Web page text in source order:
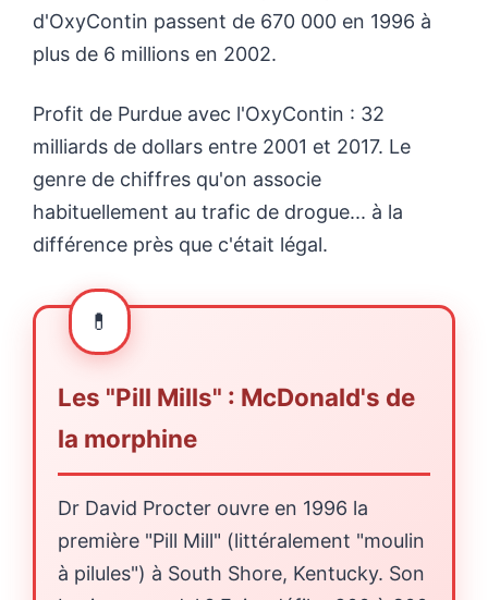
d'OxyContin passent de 670 000 en 1996 à
plus de 6 millions en 2002.
Profit de Purdue avec l'OxyContin : 32
milliards de dollars entre 2001 et 2017. Le
genre de chiffres qu'on associe
habituellement au trafic de drogue... à la
différence près que c'était légal.
Les "Pill Mills" : McDonald's de
la morphine
Dr David Procter ouvre en 1996 la
première "Pill Mill" (littéralement "moulin
à pilules") à South Shore, Kentucky. Son